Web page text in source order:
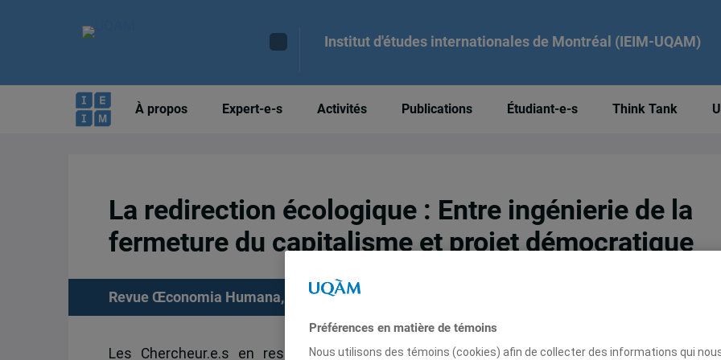
Institut d'études internationales de Montréal (IEIM-UQAM)
À propos Expert-e-s Activités Publications Étudiant-e-s Think Tank
La redirection écologique : Entre ingénierie de la
fermeture du capitalisme et projet démocratique
Revue Œconomia Humana, 16 avril 2025
Les Chercheur.e.s en responsabilité sociale et développement durable (CRSDD) et
Préférences en matière de témoins
Nous utilisons des témoins (cookies) afin de collecter des informations qui